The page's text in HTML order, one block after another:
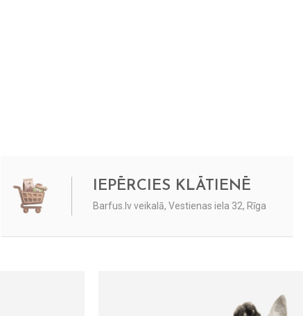
IEPĒRCIES KLĀTIENĒ
Barfus.lv veikalā, Vestienas iela 32, Rīga